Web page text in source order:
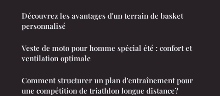
Découvrez les avantages d'un terrain de basket
personnalisé
Veste de moto pour homme spécial été : confort et
ventilation optimale
Comment structurer un plan d'entraînement pour
une compétition de triathlon longue distance?